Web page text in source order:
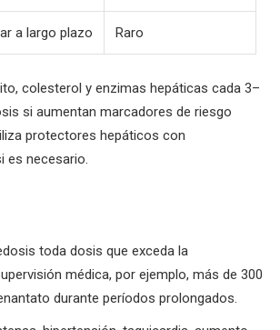
a largo plazo Raro
colesterol y enzimas hepáticas cada 3–
si aumentan marcadores de riesgo
protectores hepáticos con
es necesario.
toda dosis que exceda la
médica, por ejemplo, más de 300
durante períodos prolongados.